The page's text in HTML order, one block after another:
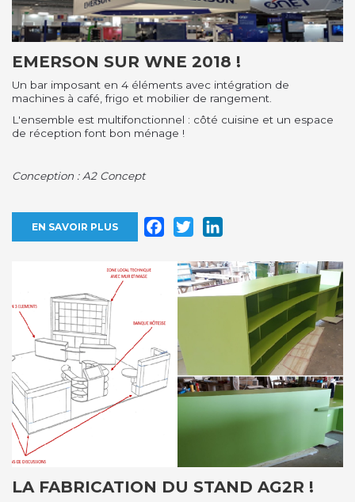
EMERSON SUR WNE 2018 !
Un bar imposant en 4 éléments avec intégration de
machines à café, frigo et mobilier de rangement.
L'ensemble est multifonctionnel : côté cuisine et un espace
de réception font bon ménage !
Conception : A2 Concept
EN SAVOIR PLUS Facebook
Twitter
LA FABRICATION DU STAND AG2R !